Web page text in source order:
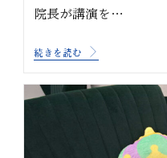
院長が講演を…
続きを読む